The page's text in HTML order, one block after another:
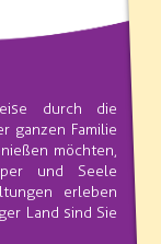
durch die
ganzen Familie
möchten,
und Seele
erleben
Land sind Sie